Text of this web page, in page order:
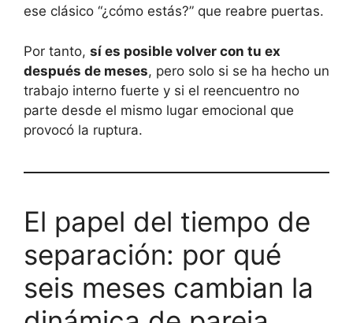
ese clásico “¿cómo estás?” que reabre puertas.
Por tanto, sí es posible volver con tu ex
después de meses, pero solo si se ha hecho un
trabajo interno fuerte y si el reencuentro no
parte desde el mismo lugar emocional que
provocó la ruptura.
El papel del tiempo de
separación: por qué
seis meses cambian la